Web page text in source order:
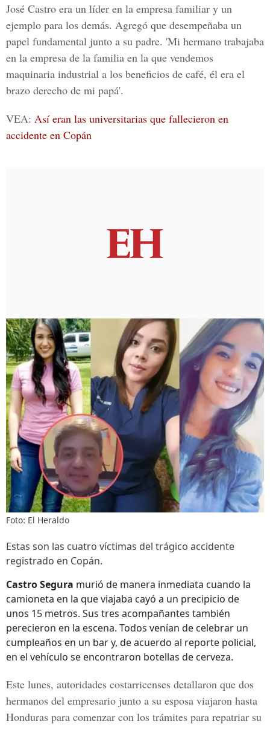
José Castro era un líder en la empresa familiar y un
ejemplo para los demás. Agregó que desempeñaba un
papel fundamental junto a su padre. 'Mi hermano trabajaba
en la empresa de la familia en la que vendemos
maquinaria industrial a los beneficios de café, él era el
brazo derecho de mi papá'.
VEA: Así eran las universitarias que fallecieron en
accidente en Copán
Foto: El Heraldo
Estas son las cuatro víctimas del trágico accidente
registrado en Copán.
Castro Segura murió de manera inmediata cuando la
camioneta en la que viajaba cayó a un precipicio de
unos 15 metros. Sus tres acompañantes también
perecieron en la escena. Todos venían de celebrar un
cumpleaños en un bar y, de acuerdo al reporte policial,
en el vehículo se encontraron botellas de cerveza.
Este lunes, autoridades costarricenses detallaron que dos
hermanos del empresario junto a su esposa viajaron hasta
Honduras para comenzar con los trámites para repatriar su